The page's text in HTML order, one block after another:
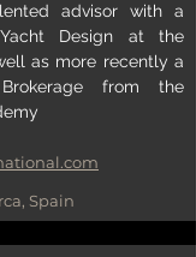
advisor with a
Design at the
as more recently a
from the
Spain